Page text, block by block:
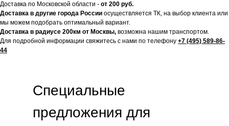
Доставка по Московской области - от 200 руб.
Доставка в другие города России осуществляется ТК, на выбор клиента или
мы можем подобрать оптимальный вариант.
Доставка в радиусе 200км от Москвы, возможна нашим транспортом.
Для подробной информации свяжитесь с нами по телефону +7 (495) 589-86-
44
Специальные
предложения для